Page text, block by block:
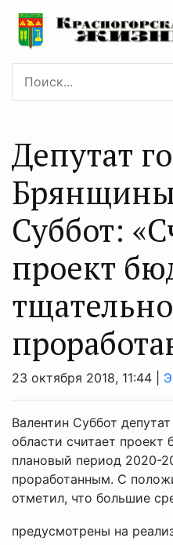
Депутат
Суббот:
проект
тщательно
23 октября 2018, 11:44 |
Валентин Суббот
области считает
плановый период 2020-
проработанным. С
отметил, что большие
предусмотрены на